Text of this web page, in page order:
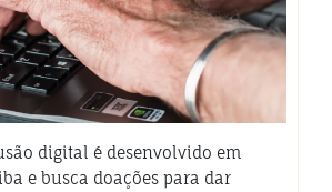
digital é desenvolvido em
e busca doações para dar